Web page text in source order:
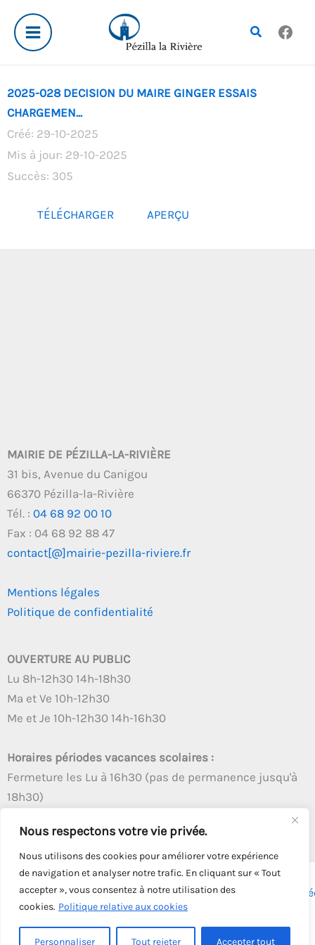
Nous respectons votre vie privée.
Nous utilisons des cookies pour améliorer votre expérience
de navigation et analyser notre trafic. En cliquant sur « Tout
accepter », vous consentez à notre utilisation des
cookies. Politique relative aux cookies
Personnaliser Tout rejeter Accepter tout
contenu
Rechercher
2025-028 DECISION DU MAIRE GINGER ESSAIS
CHARGEMEN...
Créé: 29-10-2025
Mis à jour: 29-10-2025
Succès: 305
TÉLÉCHARGER APERÇU
MAIRIE DE PÉZILLA-LA-RIVIÈRE
31 bis, Avenue du Canigou
66370 Pézilla-la-Rivière
Tél. : 04 68 92 00 10
Fax : 04 68 92 88 47
contact[@]mairie-pezilla-riviere.fr
Mentions légales
Politique de confidentialité
OUVERTURE AU PUBLIC
Lu 8h-12h30 14h-18h30
Ma et Ve 10h-12h30
Me et Je 10h-12h30 14h-16h30
Horaires périodes vacances scolaires :
Fermeture les Lu à 16h30 (pas de permanence jusqu'à
18h30)
Copyright © 2026 - Tous droits réservés - | Webmaster
Solution